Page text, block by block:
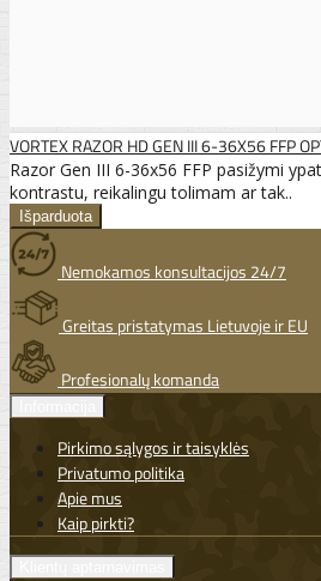
VORTEX RAZOR HD GEN III 6-36X56 FFP
Razor Gen III 6-36x56 FFP pasižymi
kontrastu, reikalingu tolimam ar tak..
Nemokamos konsultacijos 24/7
Greitas pristatymas Lietuvoje ir EU
Profesionalų komanda
Pirkimo sąlygos ir taisyklės
Privatumo politika
Apie mus
Kaip pirkti?